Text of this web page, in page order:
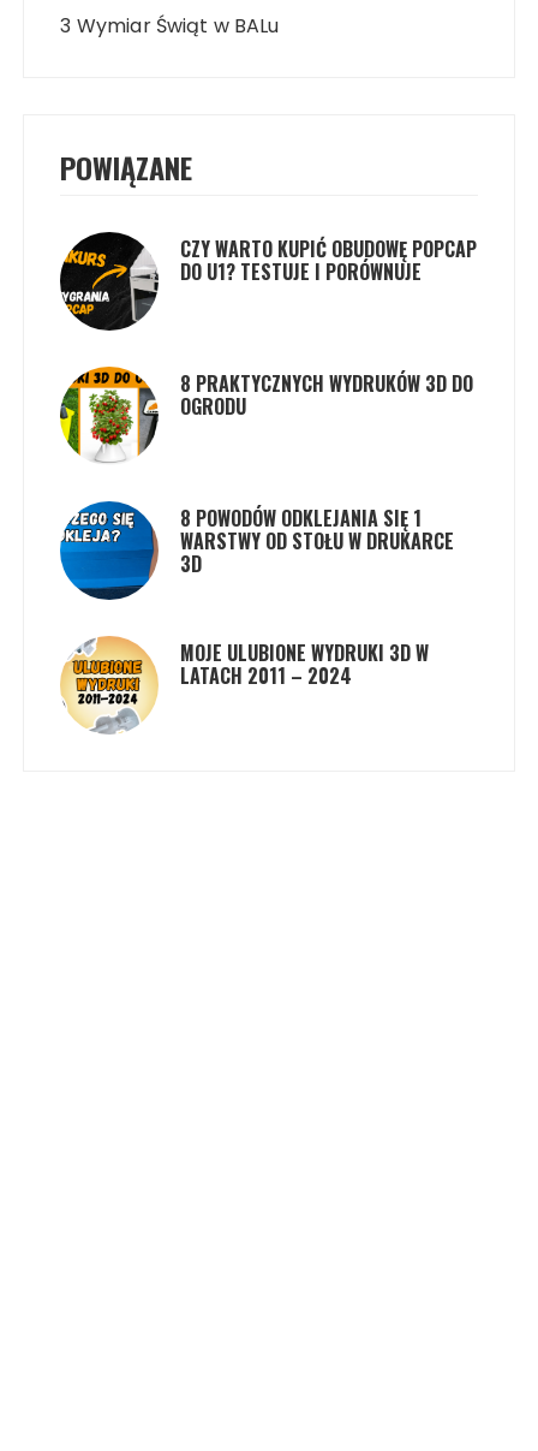
wpisu
3 Wymiar Świąt w BALu
POWIĄZANE
CZY WARTO KUPIĆ OBUDOWĘ POPCAP
DO U1? TESTUJE I PORÓWNUJE
8 PRAKTYCZNYCH WYDRUKÓW 3D DO
OGRODU
8 POWODÓW ODKLEJANIA SIĘ 1
WARSTWY OD STOŁU W DRUKARCE
3D
MOJE ULUBIONE WYDRUKI 3D W
LATACH 2011 – 2024